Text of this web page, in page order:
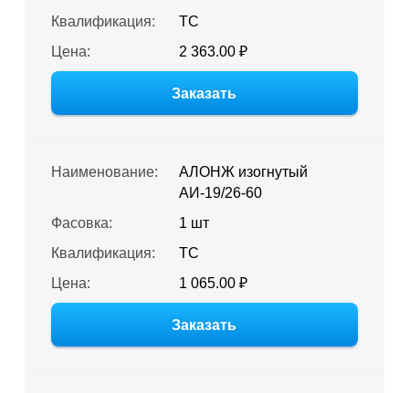
Квалификация:
ТС
Цена:
2 363.00 ₽
Заказать
Наименование:
АЛОНЖ изогнутый
АИ-19/26-60
Фасовка:
1 шт
Квалификация:
ТС
Цена:
1 065.00 ₽
Заказать